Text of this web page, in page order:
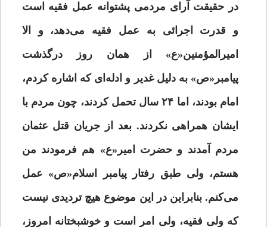
در حقیقت آرای مردمی پشتوانه عمل فقیه است
و قدرت اجرائی به عمل فقیه می‌دهد، و الا
امیرالمؤمنین«ع» از همان روز درگذشت
پیامبر«ص» به دلیل غدیر و ادله‌ای که اشاره کردم،
امام بودند، اما ۲۴ سال تحمل کردند، چون مردم با
ایشان همراهی نکردند. بعد از جریان قتل عثمان
مردم آمدند و حضرت امیر«ع» هم فرمودند من
هستم، ولی طبق رفتار پیامبر اسلام«ص» عمل
می‌کنم. بنابراین در این موضوع هیچ تردیدی نیست
که ولی فقیه، ولی امر است و خوشبختانه امروز،